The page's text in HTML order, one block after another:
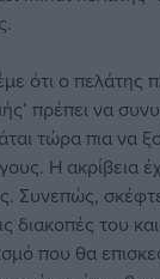
ότι ο πελάτης
πρέπει να
τώρα πια να
Η ακρίβεια
Συνεπώς,
διακοπές του
που θα